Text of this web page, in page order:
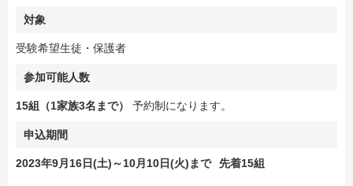
対象
受験希望生徒・保護者
参加可能人数
15組（1家族3名まで） 予約制になります。
申込期間
2023年9月16日(土)～10月10日(火)まで 先着15組